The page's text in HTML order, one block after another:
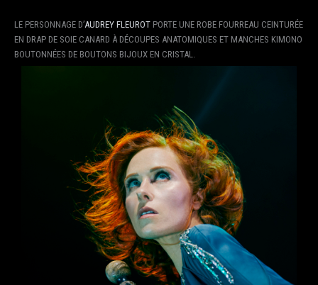
LE PERSONNAGE D’AUDREY FLEUROT PORTE UNE ROBE FOURREAU CEINTURÉE
EN DRAP DE SOIE CANARD À DÉCOUPES ANATOMIQUES ET MANCHES KIMONO
BOUTONNÉES DE BOUTONS BIJOUX EN CRISTAL.